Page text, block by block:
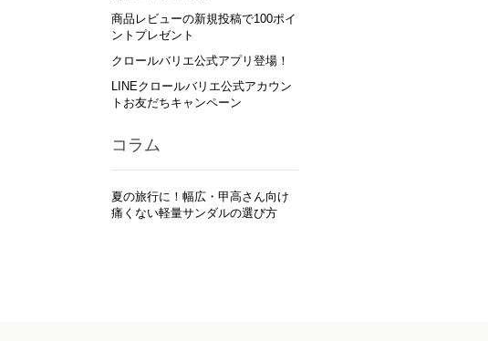
商品レビューの新規投稿で100ポイ
ントプレゼント
クロールバリエ公式アプリ登場！
LINEクロールバリエ公式アカウン
トお友だちキャンペーン
コラム
夏の旅行に！幅広・甲高さん向け
痛くない軽量サンダルの選び方